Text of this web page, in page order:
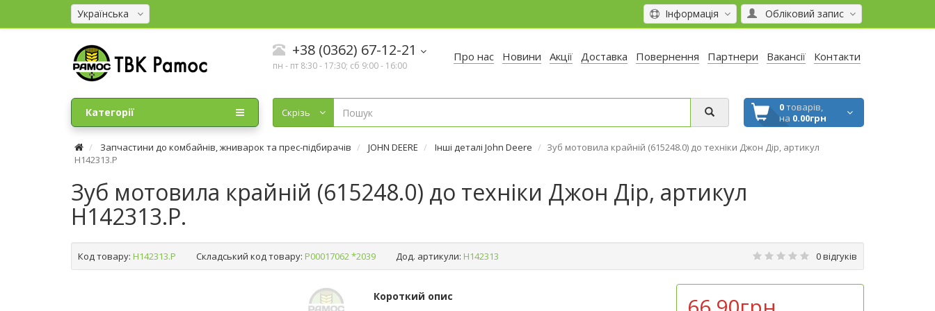
Українська Обліковий запис
Інформація
+38 (0362) 67-12-21
пн - пт 8:30 - 17:30; сб 9:00 - 16:00
Про нас Новини Акції Доставка Повернення Партнери Вакансії Контакти
Cкрізь 0товарів,
на 0.00грн
Категорії
Запчастини до комбайнів, жниварок та прес-підбирачів JOHN DEERE Інші деталі John Deere
Зуб мотовила крайній (615248.0) до техніки Джон Дір, артикул
H142313.P
Зуб мотовила крайній (615248.0) до техніки Джон Дір, артикул
H142313.P.
Код товару: H142313.P Складський код товару: Р00017062 *2039 Дод. артикули: Н142313 0 відгуків
Короткий опис